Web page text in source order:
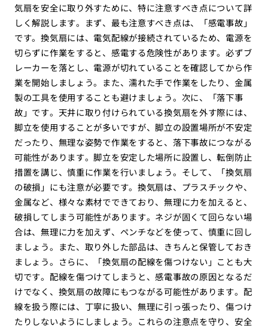
気扇を安全に取り外すために、特に注意すべき点について詳
しく解説します。まず、最も注意すべき点は、「感電事故」
です。換気扇には、電気配線が接続されているため、電源を
切らずに作業をすると、感電する危険性があります。必ずブ
レーカーを落とし、電源が切れていることを確認してから作
業を開始しましょう。また、濡れた手で作業をしたり、金属
製の工具を使用することも避けましょう。次に、「落下事
故」です。天井に取り付けられている換気扇を外す際には、
脚立を使用することが多いですが、脚立の設置場所が不安定
だったり、無理な姿勢で作業をすると、落下事故につながる
可能性があります。脚立を安定した場所に設置し、転倒防止
措置を講じ、慎重に作業を行いましょう。そして、「換気扇
の破損」にも注意が必要です。換気扇は、プラスチックや、
金属など、様々な素材でできており、無理に力を加えると、
破損してしまう可能性があります。ネジが固くて回らない場
合は、無理に力を加えず、ペンチなどを使って、慎重に回し
ましょう。また、取り外した部品は、きちんと保管しておき
ましょう。さらに、「換気扇の配線を傷つけない」ことも大
切です。配線を傷つけてしまうと、感電事故の原因となるだ
けでなく、換気扇の故障にもつながる可能性があります。配
線を扱う際には、丁寧に扱い、無理に引っ張ったり、傷つけ
たりしないようにしましょう。これらの注意点を守り、安全